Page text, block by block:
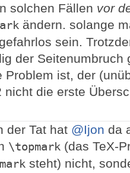
solchen Fällen vor
ändern. solange
sein.
der
Problem ist, der
nicht die erste
der Tat hat @Ijon da
\topmark (das TeX-
steht) nicht,